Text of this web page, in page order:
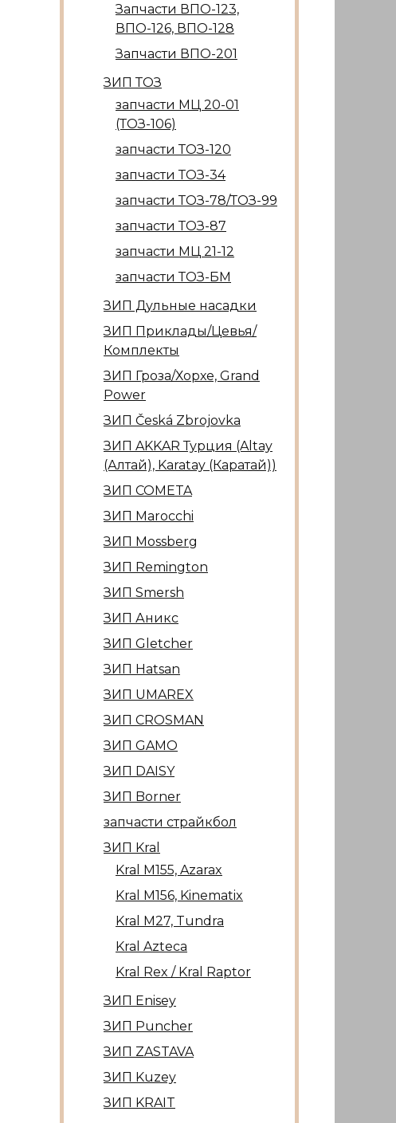
Запчасти ВПО-123,
ВПО-126, ВПО-128
Запчасти ВПО-201
ЗИП ТОЗ
запчасти МЦ 20-01
(ТОЗ-106)
запчасти ТОЗ-120
запчасти ТОЗ-34
запчасти ТОЗ-78/ТОЗ-99
запчасти ТОЗ-87
запчасти МЦ 21-12
запчасти ТОЗ-БМ
ЗИП Дульные насадки
ЗИП Приклады/Цевья/
Комплекты
ЗИП Гроза/Хорхе, Grand
Power
ЗИП Česká Zbrojovka
ЗИП AKKAR Турция (Altay
(Алтай), Karatay (Каратай))
ЗИП COMETA
ЗИП Marocсhi
ЗИП Mossberg
ЗИП Remington
ЗИП Smersh
ЗИП Аникс
ЗИП Gletcher
ЗИП Hatsan
ЗИП UMAREX
ЗИП CROSMAN
ЗИП GAMO
ЗИП DAISY
ЗИП Borner
запчасти страйкбол
ЗИП Kral
Kral М155, Azarax
Kral М156, Kinematix
Kral М27, Tundra
Kral Azteca
Kral Rex / Kral Raptor
ЗИП Enisey
ЗИП Puncher
ЗИП ZASTAVA
ЗИП Kuzey
ЗИП KRAIT